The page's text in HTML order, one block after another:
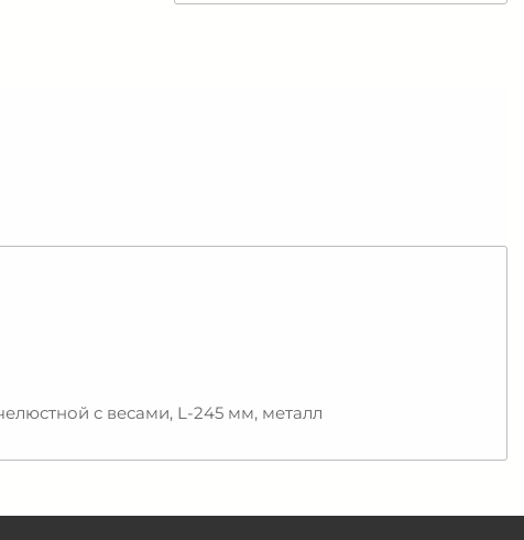
с весами, L-245 мм, металл